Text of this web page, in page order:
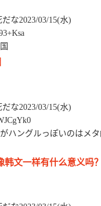
な2023/03/15(水)
な2023/03/15(水)
ハングルっぽいのはメ
文一样有什么意义吗？